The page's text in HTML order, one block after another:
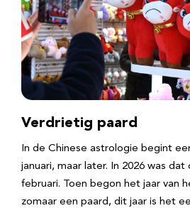
Verdrietig paard
In de Chinese astrologie begint
januari, maar later. In 2026 was dat
februari. Toen begon het jaar van
zomaar een paard, dit jaar is het